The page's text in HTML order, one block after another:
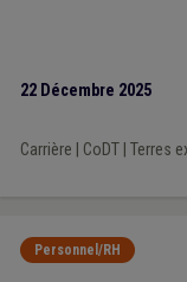
22 Décembre 2025
Carrière CoDT| Terres
Personnel/RH